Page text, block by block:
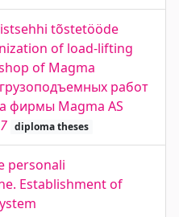
tõstetööde
of load-lifting
of Magma
работ
фирмы Magma AS
diploma theses
personali
Establishment of